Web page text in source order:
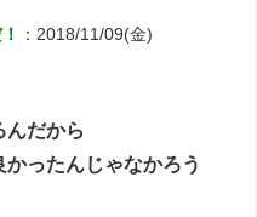
：2018/11/09(金)
んだから
ったんじゃなかろう